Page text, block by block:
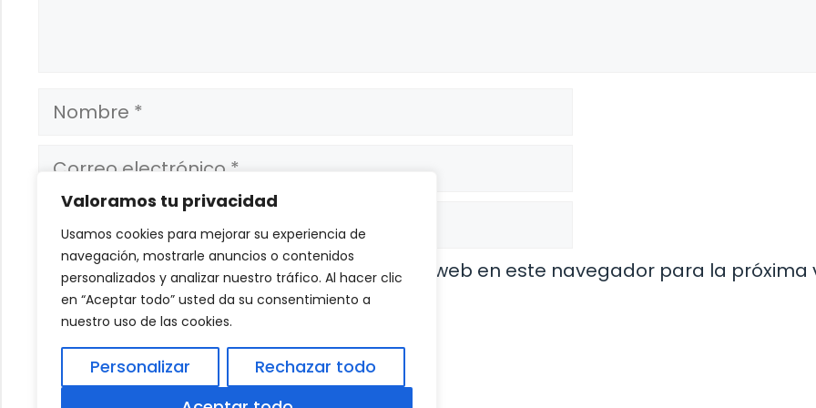
Valoramos tu privacidad
Usamos cookies para mejorar su experiencia de
navegación, mostrarle anuncios o contenidos
personalizados y analizar nuestro tráfico. Al hacer clic
en “Aceptar todo” usted da su consentimiento a
nuestro uso de las cookies.
Personalizar
Rechazar todo
Nombre
Correo
Web
Guarda mi nombre, correo electrónico y web en este navegador para la próxima
que comente.